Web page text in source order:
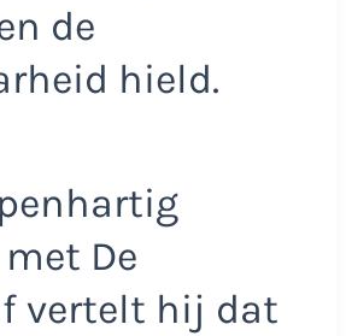
de
hield.
De
vertelt hij dat